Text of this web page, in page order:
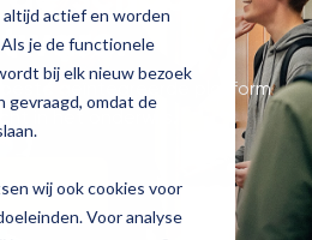
altijd actief en worden
je de functionele
bij elk nieuw bezoek
gevraagd, omdat de
wij ook cookies voor
Voor analyse
Magister To do
Magister Join
Magister Inzicht
alle
oplossingen
jouw
school
vooruit
helpt?
Plan
een
afspraak
Training op jouw school
Praktische informatie
Met
Check-
up
heb
jij
snel
beste geïntegreerde platform
in het onderwijs.